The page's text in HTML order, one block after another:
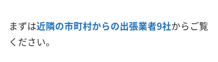
まずは近隣の市町村からの出張業者9社からご覧
ください。